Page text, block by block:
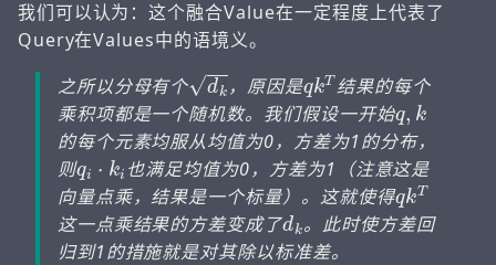
我们可以认为：这个融合Value在一定程度上代表了
Query在Values中的语境义。
之所以分母有个
k
，原因是
qkT
结果的每个
乘积项都是一个随机数。我们假设一开始
q,k
的每个元素均服从均值为0，方差为1的分布，
则
qi ⋅ki
也满足均值为0，方差为1（注意这是
向量点乘，结果是一个标量）。这就使得
qkT
这一点乘结果的方差变成了
d k
。此时使方差回
归到1的措施就是对其除以标准差。